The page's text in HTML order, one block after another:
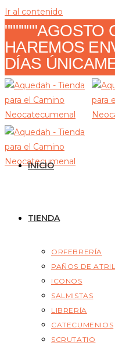
Ir al contenido
""""""AGOSTO
HAREMOS
DÍAS
INICIO
TIENDA
ORFEBRERÍA
PAÑOS DE ATRIL
ICONOS
SALMISTAS
LIBRERÍA
CATECUMENIOS
SCRUTATIO